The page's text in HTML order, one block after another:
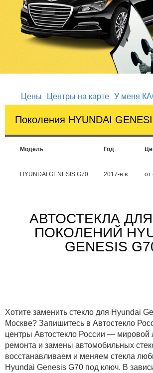
Цены Центры на карте У меня
Поколения HYUNDAI
Модель Год
HYUNDAI GENESIS G70 2017-н.в. от
АВТОСТЕКЛА
ПОКОЛЕНИЙ
GENESIS
Хотите заменить стекло для Hyundai
Москве? Запишитесь в Автостекло
центры Автостекло России — мировой
ремонта и замены автомобильных
восстанавливаем и меняем стекла
Hyundai Genesis G70 под ключ. В